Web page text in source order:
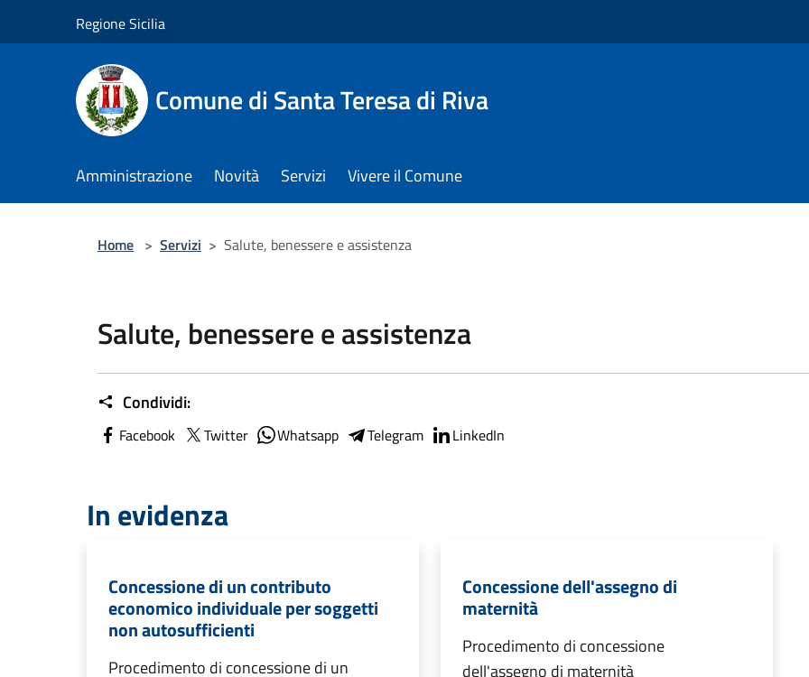
Regione Sicilia
Comune di Santa Teresa di Riva
Amministrazione Novità Servizi Vivere il Comune
Home > Servizi > Salute, benessere e assistenza
Salute, benessere e assistenza
Condividi:
Facebook Twitter Whatsapp Telegram LinkedIn
In evidenza
Concessione di un contributo
economico individuale per soggetti
non autosufficienti
Procedimento di concessione di un
Concessione dell'assegno di
maternità
Procedimento di concessione
dell'assegno di maternità